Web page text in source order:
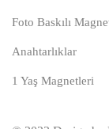
Foto Baskılı
Anahtarlıklar
1 Yaş Magnetleri